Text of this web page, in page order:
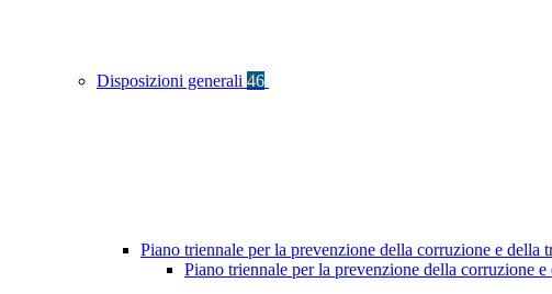
Disposizioni generali 46
Piano triennale per la prevenzione della corruzione e della
Piano triennale per la prevenzione della corruzione